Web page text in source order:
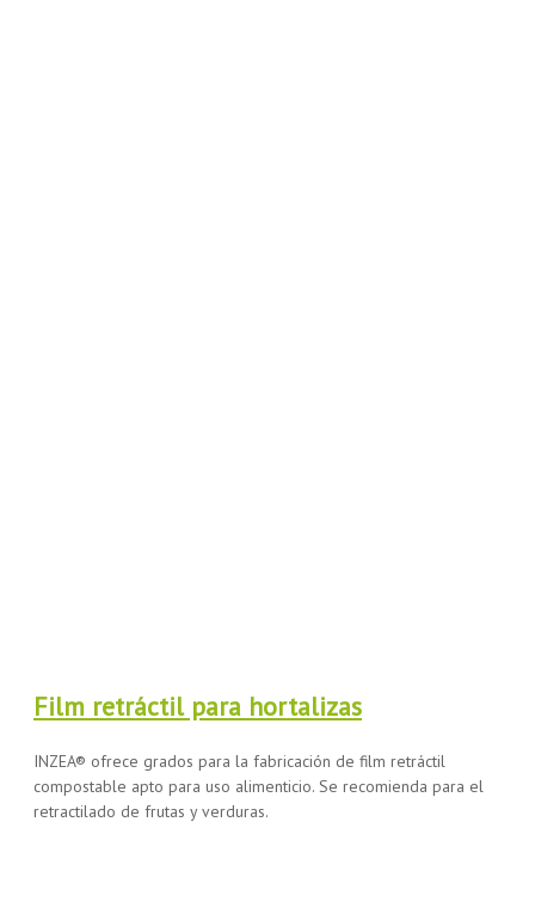
Film retráctil para hortalizas
INZEA® ofrece grados para la fabricación de film retráctil
compostable apto para uso alimenticio. Se recomienda para el
retractilado de frutas y verduras.